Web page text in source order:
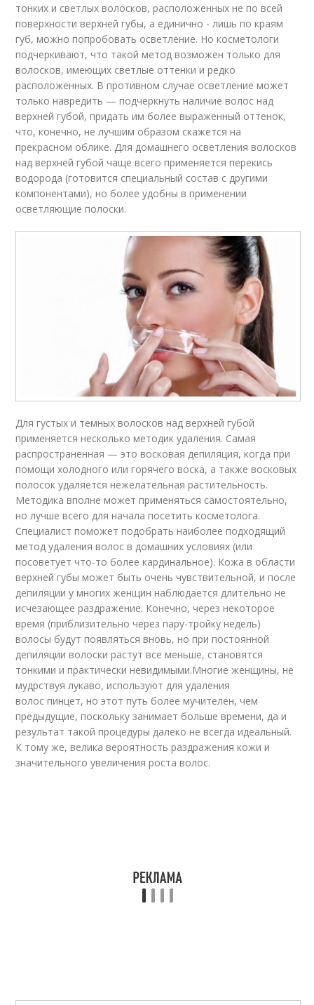
тонких и светлых волосков, расположенных не по всей
поверхности верхней губы, а единично - лишь по краям
губ, можно попробовать осветление. Но косметологи
подчеркивают, что такой метод возможен только для
волосков, имеющих светлые оттенки и редко
расположенных. В противном случае осветление может
только навредить — подчеркнуть наличие волос над
верхней губой, придать им более выраженный оттенок,
что, конечно, не лучшим образом скажется на
прекрасном облике. Для домашнего осветления волосков
над верхней губой чаще всего применяется перекись
водорода (готовится специальный состав с другими
компонентами), но более удобны в применении
осветляющие полоски.
Для густых и темных волосков над верхней губой
применяется несколько методик удаления. Самая
распространенная — это восковая депиляция, когда при
помощи холодного или горячего воска, а также восковых
полосок удаляется нежелательная растительность.
Методика вполне может применяться самостоятельно,
но лучше всего для начала посетить косметолога.
Специалист поможет подобрать наиболее подходящий
метод удаления волос в домашних условиях (или
посоветует что-то более кардинальное). Кожа в области
верхней губы может быть очень чувствительной, и после
депиляции у многих женщин наблюдается длительно не
исчезающее раздражение. Конечно, через некоторое
время (приблизительно через пару-тройку недель)
волосы будут появляться вновь, но при постоянной
депиляции волоски растут все меньше, становятся
тонкими и практически невидимыми.Многие женщины, не
мудрствуя лукаво, используют для удаления
волос пинцет, но этот путь более мучителен, чем
предыдущие, поскольку занимает больше времени, да и
результат такой процедуры далеко не всегда идеальный.
К тому же, велика вероятность раздражения кожи и
значительного увеличения роста волос.